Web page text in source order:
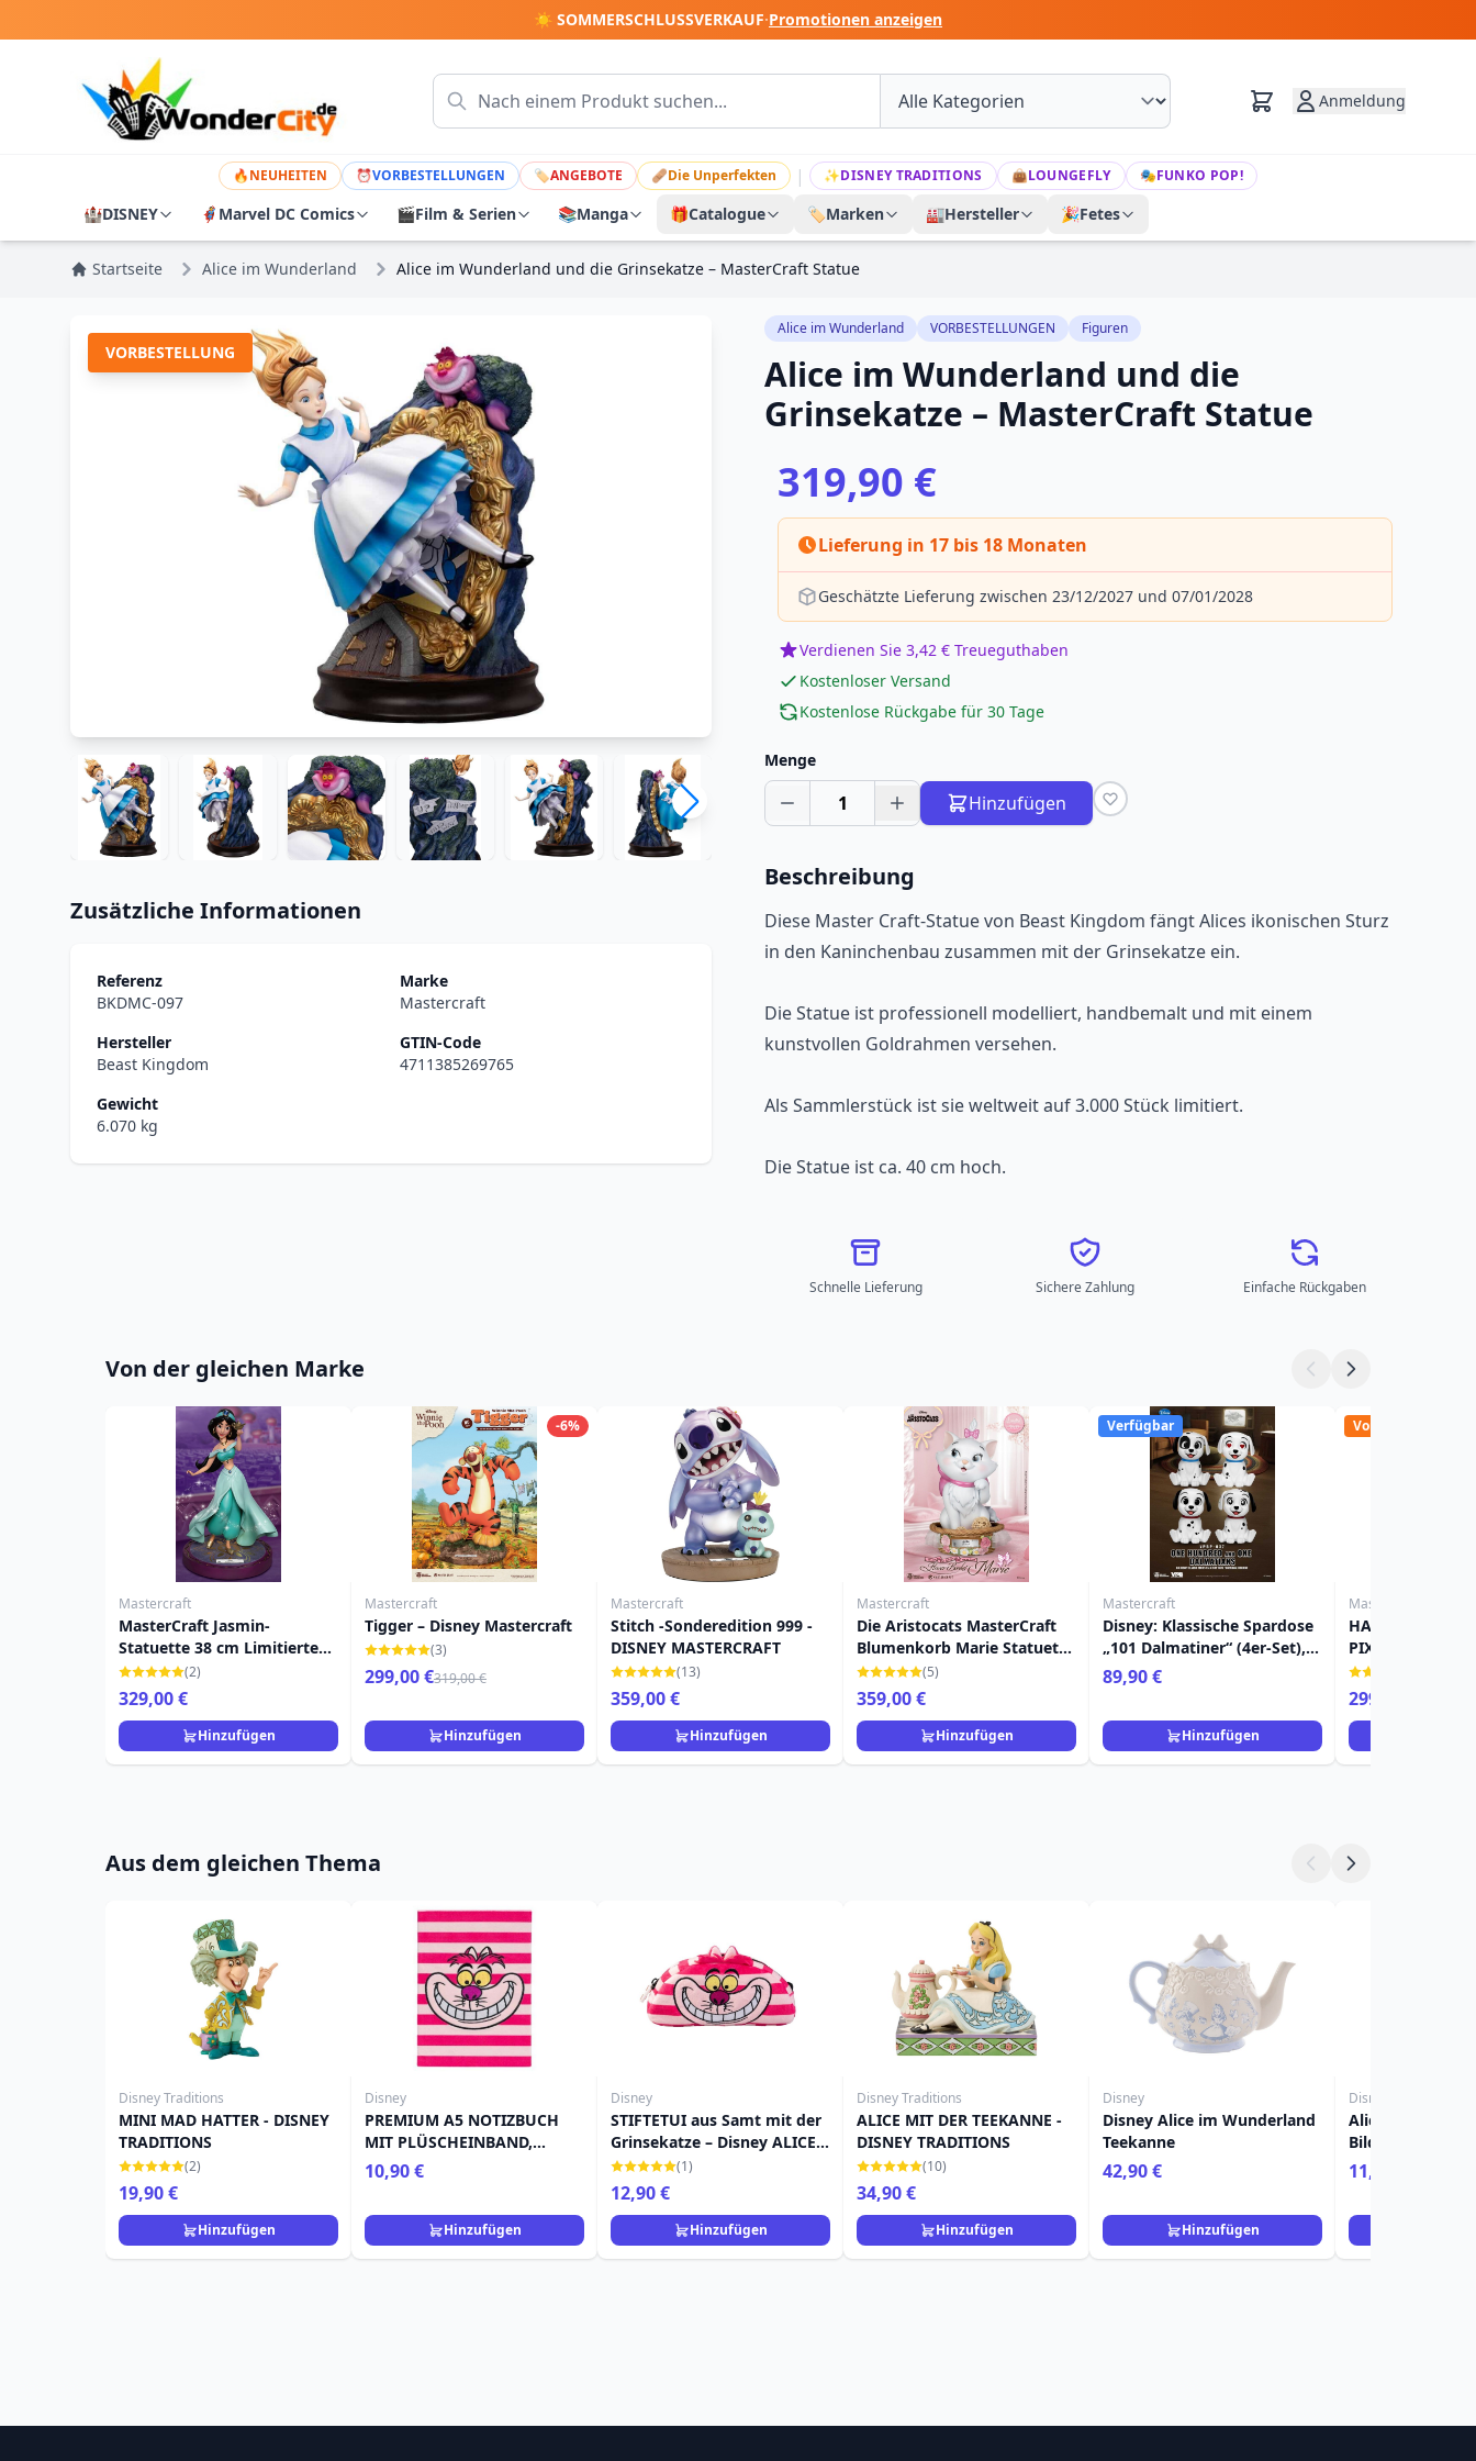
☀️ SOMMERSCHLUSSVERKAUF·Promotionen anzeigen
Anmeldung
🔥NEUHEITEN ⏰VORBESTELLUNGEN 🏷ANGEBOTE 🩹Die Unperfekten | ✨DISNEY TRADITIONS 👜LOUNGEFLY 🎭FUNKO POP!
🏰DISNEY 🦸 Marvel DC Comics 🎬Film & Serien 📚Manga 🎁Catalogue 🏷️Marken 🏭Hersteller 🎉Fetes
Startseite Alice im Wunderland Alice im Wunderland und die Grinsekatze – MasterCraft Statue
VORBESTELLUNG
Zusätzliche Informationen
Referenz
BKDMC-097
Marke
Mastercraft
Hersteller
Beast Kingdom
GTIN-Code
4711385269765
Gewicht
6.070 kg
Alice im Wunderland VORBESTELLUNGEN Figuren
Alice im Wunderland und die
Grinsekatze – MasterCraft Statue
319,90 €
Lieferung in 17 bis 18 Monaten
Geschätzte Lieferung zwischen 23/12/2027 und 07/01/2028
Verdienen Sie 3,42 € Treueguthaben
Kostenloser Versand
Kostenlose Rückgabe für 30 Tage
Menge
1 Hinzufügen
Beschreibung
Diese Master Craft-Statue von Beast Kingdom fängt Alices ikonischen Sturz
in den Kaninchenbau zusammen mit der Grinsekatze ein.
Die Statue ist professionell modelliert, handbemalt und mit einem
kunstvollen Goldrahmen versehen.
Als Sammlerstück ist sie weltweit auf 3.000 Stück limitiert.
Die Statue ist ca. 40 cm hoch.
Schnelle Lieferung Sichere Zahlung Einfache Rückgaben
Von der gleichen Marke
Mastercraft
MasterCraft Jasmin-
Statuette 38 cm Limitierte
Auflage - Disney Aladdin
(2)
329,00 €
Hinzufügen
-6%
Mastercraft
Tigger – Disney Mastercraft
(3)
299,00 €319,00 €
Hinzufügen
Mastercraft
Stitch -Sonderedition 999 -
DISNEY MASTERCRAFT
(13)
359,00 €
Hinzufügen
Mastercraft
Die Aristocats MasterCraft
Blumenkorb Marie Statuette
32 cm - Disney Aristocats
(5)
359,00 €
Hinzufügen
Verfügbar
Mastercraft
Disney: Klassische Spardose
„101 Dalmatiner“ (4er-Set),
12 cm
89,90 €
Hinzufügen
Vorbestellung
Mastercraft
HAMM TOY
PIXAR
299,00 €
Aus dem gleichen Thema
Disney Traditions
MINI MAD HATTER - DISNEY
TRADITIONS
(2)
19,90 €
Hinzufügen
Disney
PREMIUM A5 NOTIZBUCH
MIT PLÜSCHEINBAND,
GINNERKATZE – DISNEY
ALICE IM WUNDERLAND
10,90 €
Hinzufügen
Disney
STIFTETUI aus Samt mit der
Grinsekatze – Disney ALICE
IM WUNDERLAND
(1)
12,90 €
Hinzufügen
Disney Traditions
ALICE MIT DER TEEKANNE -
DISNEY TRADITIONS
(10)
34,90 €
Hinzufügen
Disney
Disney Alice im Wunderland
Teekanne
42,90 €
Hinzufügen
Disney
Alice im
Bilderrahmen -
11,90 €